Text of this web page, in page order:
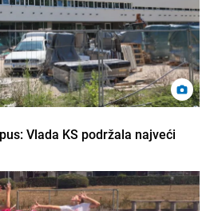
Vlada KS podržala najveći